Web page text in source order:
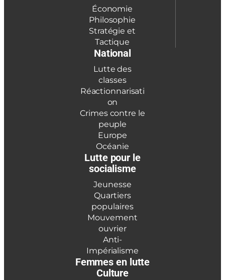
Économie
Philosophie
Stratégie et
Tactique
National
Lutte des
classes
Réactionnarisati
on
Crimes contre le
peuple
Europe
Océanie
Lutte pour le
socialisme
Jeunesse
Quartiers
populaires
Mouvement
ouvrier
Anti-
Impérialisme
Femmes en lutte
Culture